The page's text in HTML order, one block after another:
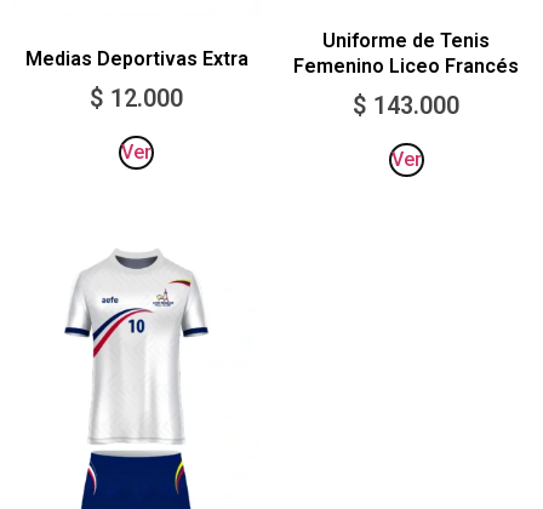
Medias Deportivas Extra
$ 12.000
Ver
Uniforme de Tenis
Femenino Liceo Francés
$ 143.000
Ver